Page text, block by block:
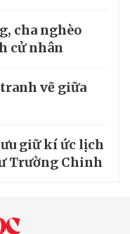
cha nghèo
cử nhân
vẽ giữa
giữ kí ức lịch
Trường Chinh